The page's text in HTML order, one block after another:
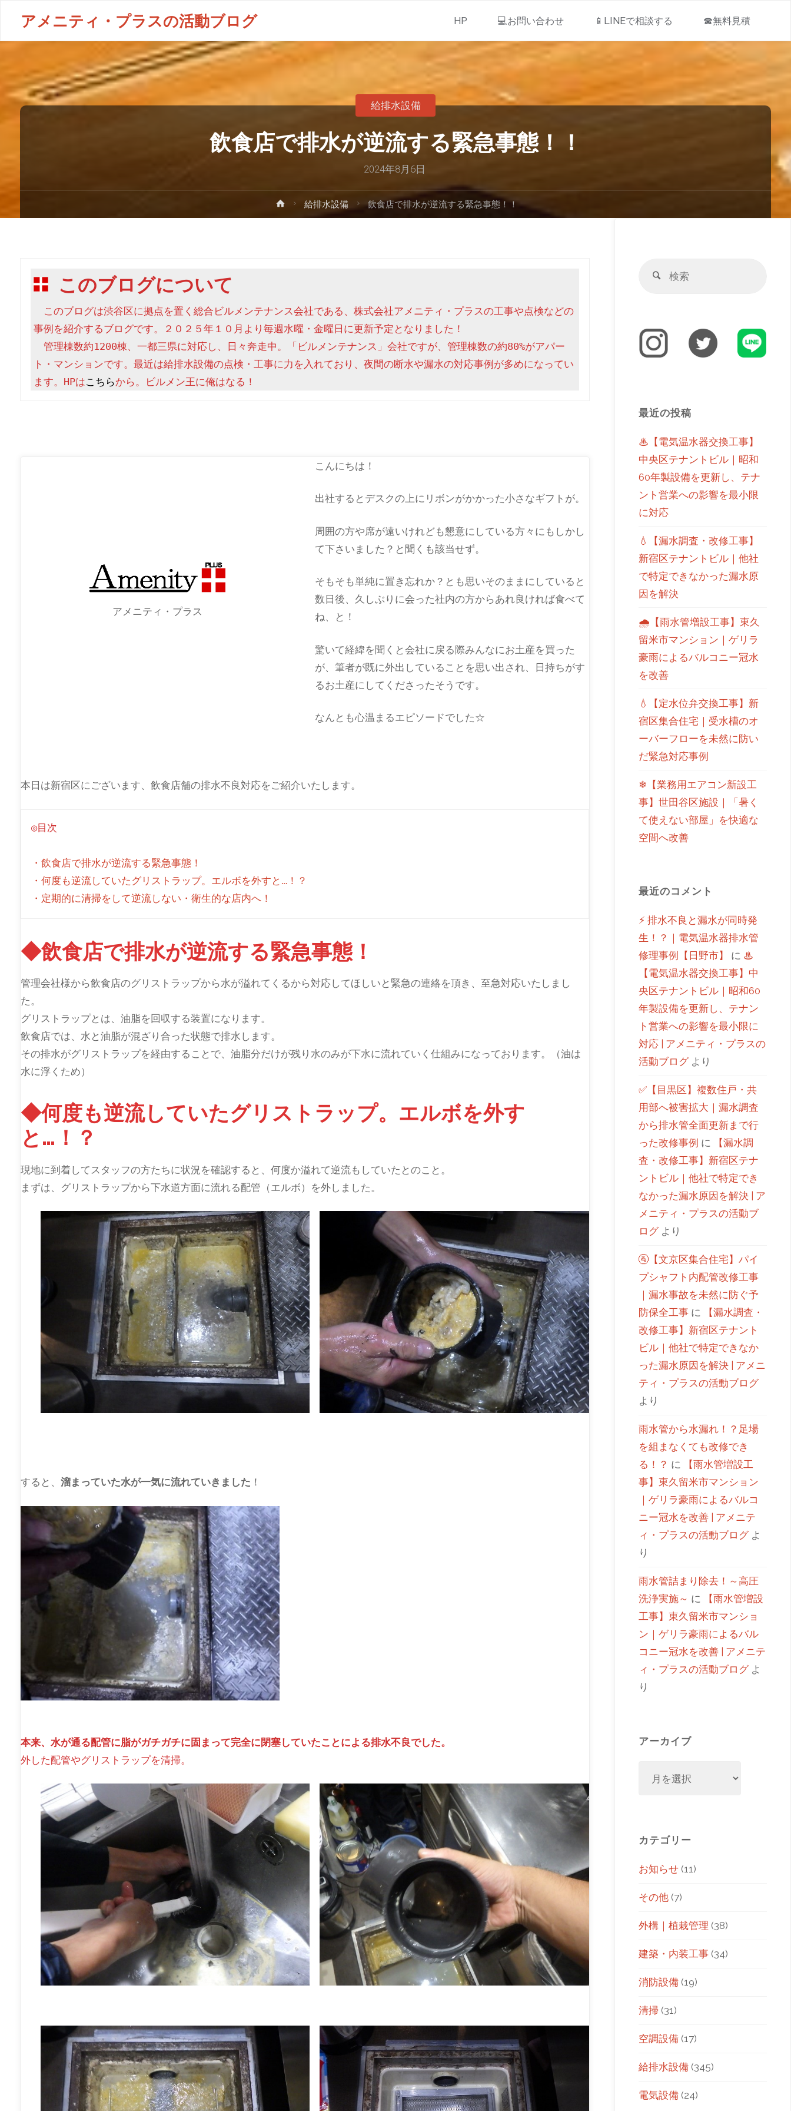
アメニティ・プラスの活動ブログ HP 💻お問い合わせ 📱LINEで相談する ☎無料見積
飲食店で排水が逆流する緊急事態！！
2024年8月6日
給排水設備
給排水設備 飲食店で排水が逆流する緊急事態！！
このブログについて
このブログは渋谷区に拠点を置く総合ビルメンテナンス会社である、株式会社アメニティ・プラスの工事や点検などの
事例を紹介するブログです。２０２５年１０月より毎週水曜・金曜日に更新予定となりました！
管理棟数約1200棟、一都三県に対応し、日々奔走中。「ビルメンテナンス」会社ですが、管理棟数の約80%がアパー
ト・マンションです。最近は給排水設備の点検・工事に力を入れており、夜間の断水や漏水の対応事例が多めになってい
ます。HPはこちらから。ビルメン王に俺はなる！
アメニティ・プラス
こんにちは！
出社するとデスクの上にリボンがかかった小さなギフトが。
周囲の方や席が遠いけれども懇意にしている方々にもしかし
て下さいました？と聞くも該当せず。
そもそも単純に置き忘れか？とも思いそのままにしていると
数日後、久しぶりに会った社内の方からあれ良ければ食べて
ね、と！
驚いて経緯を聞くと会社に戻る際みんなにお土産を買った
が、筆者が既に外出していることを思い出され、日持ちがす
るお土産にしてくださったそうです。
なんとも心温まるエピソードでした☆
本日は新宿区にございます、飲食店舗の排水不良対応をご紹介いたします。
◎目次
・飲食店で排水が逆流する緊急事態！
・何度も逆流していたグリストラップ。エルボを外すと…！？
・定期的に清掃をして逆流しない・衛生的な店内へ！
◆飲食店で排水が逆流する緊急事態！
管理会社様から飲食店のグリストラップから水が溢れてくるから対応してほしいと緊急の連絡を頂き、至急対応いたしまし
た。
グリストラップとは、油脂を回収する装置になります。
飲食店では、水と油脂が混ざり合った状態で排水します。
その排水がグリストラップを経由することで、油脂分だけが残り水のみが下水に流れていく仕組みになっております。（油は
水に浮くため）
◆何度も逆流していたグリストラップ。エルボを外す
と…！？
現地に到着してスタッフの方たちに状況を確認すると、何度か溢れて逆流もしていたとのこと。
まずは、グリストラップから下水道方面に流れる配管（エルボ）を外しました。
すると、 溜まっていた水が一気に流れていきました ！
本来、水が通る配管に脂がガチガチに固まって完全に閉塞していたことによる排水不良でした。
外した配管やグリストラップを清掃。
最近の投稿
♨【電気温水器交換工事】
中央区テナントビル｜昭和
60年製設備を更新し、テナ
ント営業への影響を最小限
に対応
💧【漏水調査・改修工事】
新宿区テナントビル｜他社
で特定できなかった漏水原
因を解決
🌧【雨水管増設工事】東久
留米市マンション｜ゲリラ
豪雨によるバルコニー冠水
を改善
💧【定水位弁交換工事】新
宿区集合住宅｜受水槽のオ
ーバーフローを未然に防い
だ緊急対応事例
❄【業務用エアコン新設工
事】世田谷区施設｜「暑く
て使えない部屋」を快適な
空間へ改善
最近のコメント
⚡ 排水不良と漏水が同時発
生！？｜電気温水器排水管
修理事例【日野市】
に ♨
【電気温水器交換工事】中
央区テナントビル｜昭和60
年製設備を更新し、テナン
ト営業への影響を最小限に
対応 | アメニティ・プラスの
活動ブログより
✅【目黒区】複数住戸・共
用部へ被害拡大｜漏水調査
から排水管全面更新まで行
った改修事例 に
【漏水調
査・改修工事】新宿区テナ
ントビル｜他社で特定でき
なかった漏水原因を解決 | ア
メニティ・プラスの活動ブ
ログより
🚰【文京区集合住宅】パイ
プシャフト内配管改修工事
｜漏水事故を未然に防ぐ予
防保全工事 に
【漏水調査・
改修工事】新宿区テナント
ビル｜他社で特定できなか
った漏水原因を解決 | アメニ
ティ・プラスの活動ブログ
より
雨水管から水漏れ！？足場
を組まなくても改修でき
る！？ に
【雨水管増設工
事】東久留米市マンション
｜ゲリラ豪雨によるバルコ
ニー冠水を改善 | アメニテ
ィ・プラスの活動ブログよ
り
雨水管詰まり除去！～高圧
洗浄実施～ に
【雨水管増設
工事】東久留米市マンショ
ン｜ゲリラ豪雨によるバル
コニー冠水を改善 | アメニテ
ィ・プラスの活動ブログよ
り
アーカイブ
カテゴリー
お知らせ (11)
その他 (7)
外構｜植栽管理 (38)
建築・内装工事 (34)
消防設備 (19)
清掃 (31)
空調設備 (17)
給排水設備 (345)
電気設備 (24)